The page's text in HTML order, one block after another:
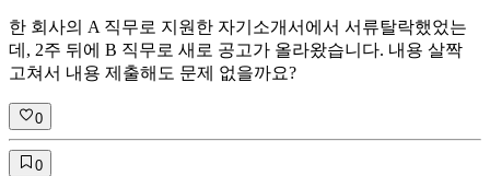
한 회사의 A 직무로 지원한 자기소개서에서 서류탈락했었는
데, 2주 뒤에 B 직무로 새로 공고가 올라왔습니다. 내용 살짝
고쳐서 내용 제출해도 문제 없을까요?
0
0